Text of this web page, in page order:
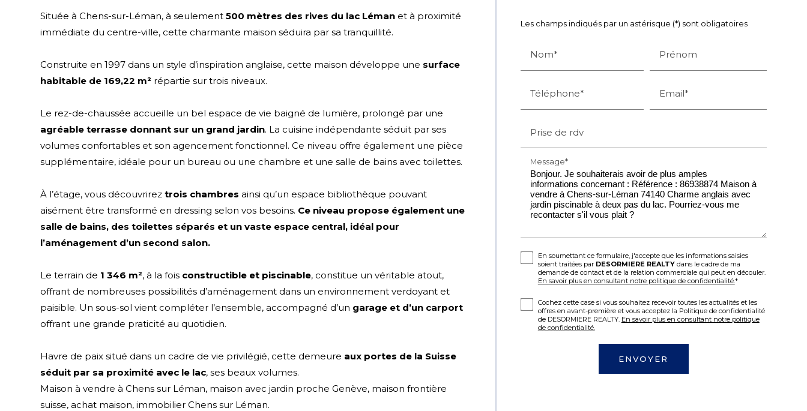
Située à Chens-sur-Léman, à seulement500 mètres des rives du lac Léman et à proximité
immédiate du centre-ville, cette charmante maison séduira par sa tranquillité.
Construite en 1997 dans un style d’inspiration anglaise, cette maison développe une surface
habitable de 169,22 m² répartie sur trois niveaux.
Le rez-de-chaussée accueille un bel espace de vie baigné de lumière, prolongé par une
agréable terrasse donnant sur un grand jardin. La cuisine indépendante séduit par ses
volumes confortables et son agencement fonctionnel. Ce niveau offre également une pièce
supplémentaire, idéale pour un bureau ou une chambre et une salle de bains avec toilettes.
À l’étage, vous découvrirez trois chambresainsi qu’un espace bibliothèque pouvant
aisément être transformé en dressing selon vos besoins. Ce niveau propose également une
salle de bains, des toilettes séparés et un vaste espace central, idéal pour
l’aménagement d’un second salon.
Le terrain de 1 346 m², à la fois constructible et piscinable, constitue un véritable atout,
offrant de nombreuses possibilités d’aménagement dans un environnement verdoyant et
paisible. Un sous-sol vient compléter l’ensemble, accompagné d’un garage et d’un carport
offrant une grande praticité au quotidien.
Havre de paix situé dans un cadre de vie privilégié, cette demeure aux portes de la Suisse
séduit par sa proximité avec le lac, ses beaux volumes.
Maison à vendre à Chens sur Léman, maison avec jardin proche Genève, maison frontière
suisse, achat maison, immobilier Chens sur Léman.
Les champs indiqués par un astérisque (*) sont obligatoires
Nom* Prénom
Téléphone* Email*
Prise de rdv
Message*
En soumettant ce formulaire, j'accepte que les informations saisies
soient traitées par DESORMIERE REALTYdans le cadre de ma
demande de contact et de la relation commerciale qui peut en découler.
En savoir plus en consultant notre politique de confidentialité.*
Cochez cette case si vous souhaitez recevoir toutes les actualités et les
offres en avant-première et vous acceptez la Politique de confidentialité
de DESORMIERE REALTY. En savoir plus en consultant notre politique
de confidentialité.